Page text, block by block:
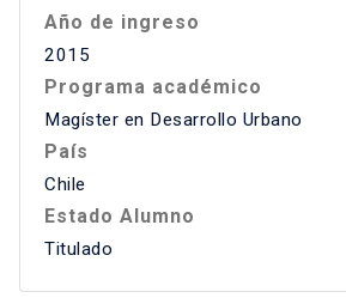
Año de ingreso
2015
Programa académico
Magíster en Desarrollo Urbano
País
Chile
Estado Alumno
Titulado